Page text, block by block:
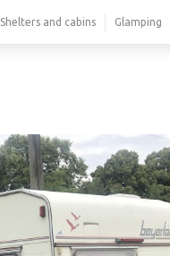
Shelters and cabins Glamping